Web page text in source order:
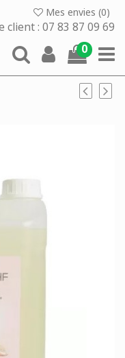
Mes envies (0)
client : 07 83 87 09 69
0